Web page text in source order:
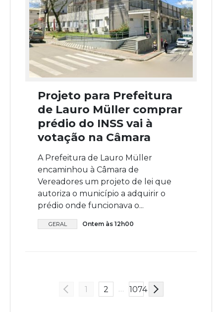
Projeto para Prefeitura
de Lauro Müller comprar
prédio do INSS vai à
votação na Câmara
A Prefeitura de Lauro Müller
encaminhou à Câmara de
Vereadores um projeto de lei que
autoriza o município a adquirir o
prédio onde funcionava o...
GERAL Ontem às 12h00
1 2 … 1074